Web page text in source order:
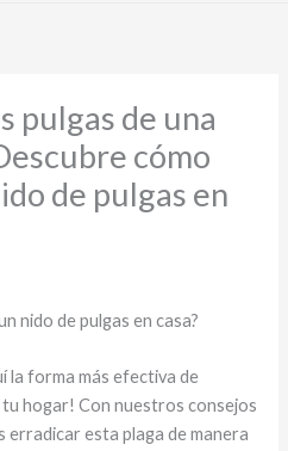
pulgas de una
cómo
de pulgas en
nido de pulgas en casa?
la forma más efectiva de
tu hogar! Con nuestros consejos
erradicar esta plaga de manera